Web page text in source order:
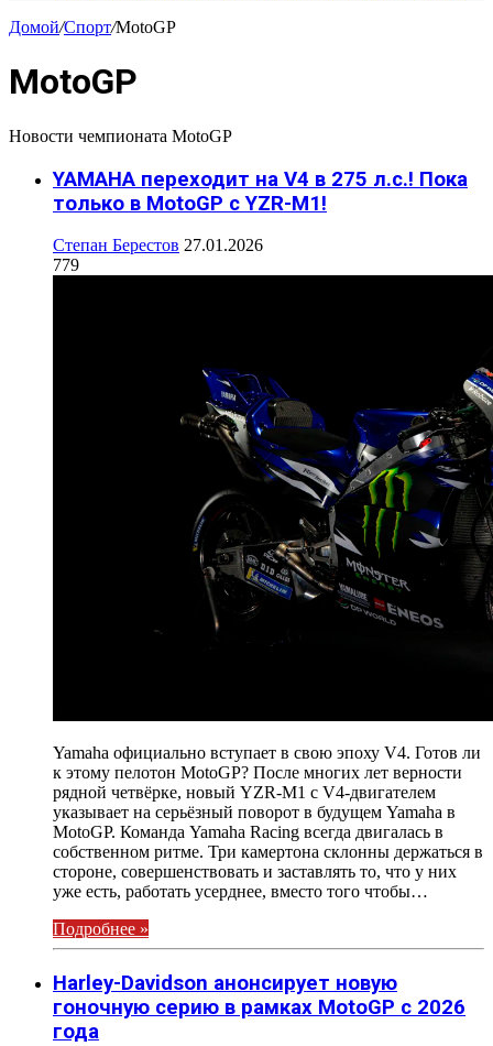
Домой/Спорт/MotoGP
MotoGP
Новости чемпионата MotoGP
YAMAHA переходит на V4 в 275 л.с.! Пока
только в MotoGP c YZR-M1!
Степан Берестов 27.01.2026
779
Yamaha официально вступает в свою эпоху V4. Готов ли
к этому пелотон MotoGP? После многих лет верности
рядной четвёрке, новый YZR-M1 с V4-двигателем
указывает на серьёзный поворот в будущем Yamaha в
MotoGP. Команда Yamaha Racing всегда двигалась в
собственном ритме. Три камертона склонны держаться в
стороне, совершенствовать и заставлять то, что у них
уже есть, работать усерднее, вместо того чтобы…
Подробнее »
Harley-Davidson анонсирует новую
гоночную серию в рамках MotoGP с 2026
года